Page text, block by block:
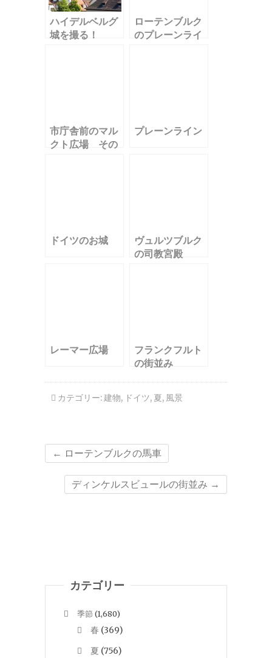
ハイデルベルグ
城を撮る！
ローテンブルク
のプレーンライ
市庁舎前のマル
クト広場 その
プレーンライン
ドイツのお城
ヴュルツブルク
の司教宮殿
レーマー広場
フランクフルト
の街並み
カテゴリー:建物, ドイツ, 夏, 風景
← ローテンブルクの馬車
ディンケルスビュールの街並み →
カテゴリー
季節 (1,680)
春 (369)
夏 (756)